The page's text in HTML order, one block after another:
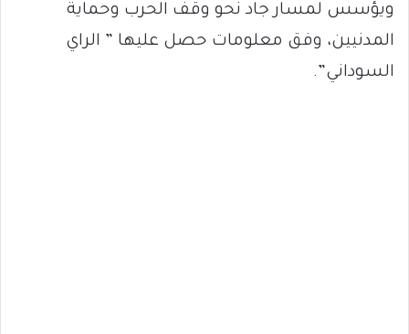
ويؤسس لمسار جاد نحو وقف الحرب وحماية
المدنيين، وفق معلومات حصل عليها ” الراي
السوداني”.